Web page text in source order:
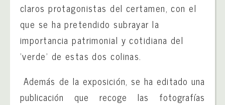
claros protagonistas del certamen, con el
que se ha pretendido subrayar la
importancia patrimonial y cotidiana del
‘verde’ de estas dos colinas.
Además de la exposición, se ha editado una
publicación que recoge las fotografías